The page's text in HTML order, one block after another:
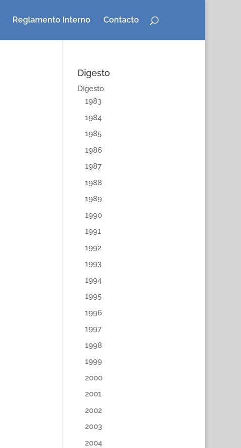
Reglamento Interno Contacto
Digesto
Digesto
1983
1984
1985
1986
1987
1988
1989
1990
1991
1992
1993
1994
1995
1996
1997
1998
1999
2000
2001
2002
2003
2004